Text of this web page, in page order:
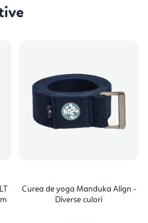
Curea de yoga Manduka Align -
Diverse culori